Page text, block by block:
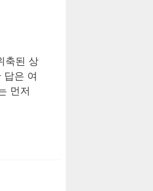
축된 상
은 여
먼저